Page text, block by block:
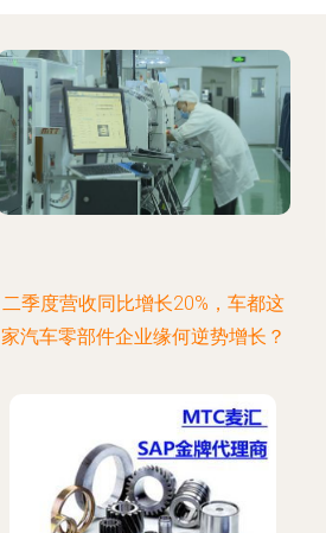
二季度营收同比增长20%，车都这
家汽车零部件企业缘何逆势增长？